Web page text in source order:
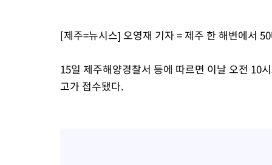
[제주=뉴시스] 오영재 기자 = 제주 한 해변에서
15일 제주해양경찰서 등에 따르면 이날 오전 10
고가 접수됐다.